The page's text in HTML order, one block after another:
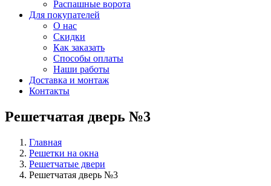
Распашные ворота
Для покупателей
О нас
Скидки
Как заказать
Способы оплаты
Наши работы
Доставка и монтаж
Контакты
Решетчатая дверь №3
Главная
Решетки на окна
Решетчатые двери
Решетчатая дверь №3